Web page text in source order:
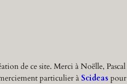
de ce site. Merci à Noëlle, Pascal
particulier à Scideas pour